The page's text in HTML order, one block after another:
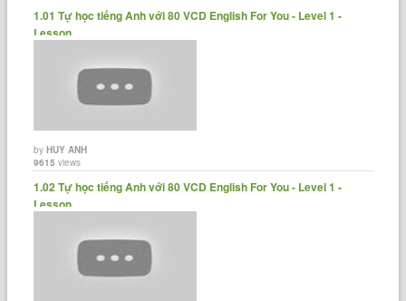
1.01 Tự học tiếng Anh với 80 VCD English For You - Level 1 -
Lesson......
byHUY ANH
9615 views
1.02 Tự học tiếng Anh với 80 VCD English For You - Level 1 -
Lesson......